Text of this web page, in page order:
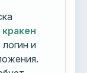
кракен
и